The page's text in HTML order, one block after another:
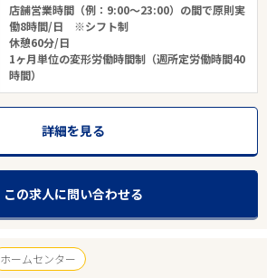
店舗営業時間（例：9:00～23:00）の間で原則実
働8時間/日 ※シフト制
休憩60分/日
1ヶ月単位の変形労働時間制（週所定労働時間40
時間）
詳細を見る
この求人に問い合わせる
ホームセンター